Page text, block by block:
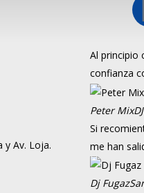
y Av. Loja.
Al principio
confianza
Peter MixDJ
Si
me han
Dj Fugaz